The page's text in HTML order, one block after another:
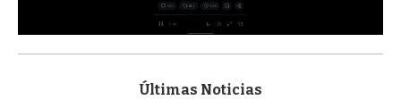
s
Últimas Noticias